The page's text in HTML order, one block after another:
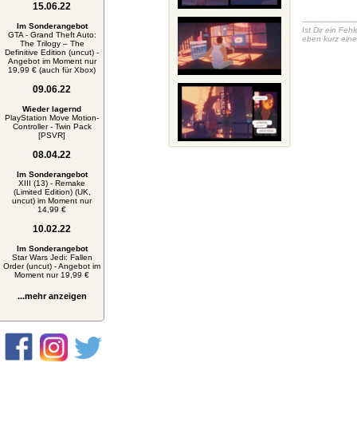
15.06.22
Im Sonderangebot
GTA - Grand Theft Auto:
The Trilogy – The
Definitive Edition (uncut) -
Angebot im Moment nur
19,99 € (auch für Xbox)
09.06.22
Wieder lagernd
PlayStation Move Motion-
Controller - Twin Pack
[PSVR]
08.04.22
Im Sonderangebot
XIII (13) - Remake
(Limited Edition) (UK,
uncut) im Moment nur
14,99 €
10.02.22
Im Sonderangebot
Star Wars Jedi: Fallen
Order (uncut) - Angebot im
Moment nur 19,99 €
...mehr anzeigen
Ist Dir ein
eben kurz